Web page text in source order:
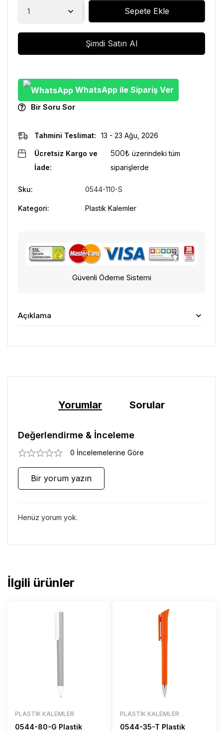
Sepete Ekle
Şimdi Satın Al
WhatsApp ile Sipariş Ver
Bir Soru Sor
Tahmini Teslimat: 13 - 23 Ağu, 2026
Ücretsiz Kargo ve
İade:
500₺ üzerindeki tüm
siparişlerde
Sku: 0544-110-S
Kategori: Plastik Kalemler
Güvenli Ödeme Sistemi
Açıklama
Yorumlar Sorular
Değerlendirme & İnceleme
0 İncelemelerine Göre
Bir yorum yazın
Henüz yorum yok.
İlgili ürünler
PLASTIK KALEMLER
0544-80-G Plastik
PLASTIK KALEMLER
0544-35-T Plastik